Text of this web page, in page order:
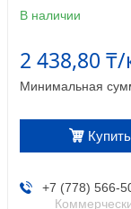
В наличии
2 438,80
Минимальная
Купить
+7 (778) 566-